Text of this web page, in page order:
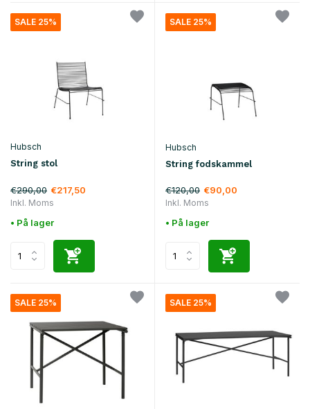
SALE 25%
Hubsch
String stol
€290,00 €217,50
Inkl. Moms
• På lager
SALE 25%
Hubsch
String fodskammel
€120,00 €90,00
Inkl. Moms
• På lager
SALE 25% SALE 25%